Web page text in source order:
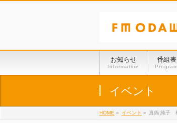
お知らせ
Information
番組表
Program
イベント
HOME » イベント » 真鍋 純子